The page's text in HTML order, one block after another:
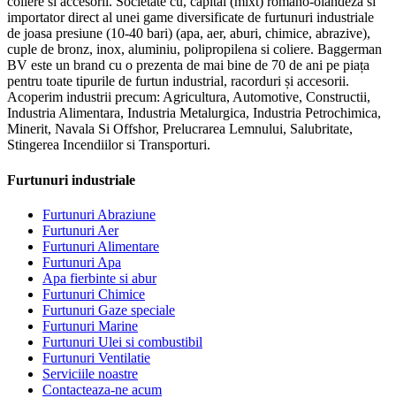
importator direct al unei game diversificate de furtunuri industriale
de joasa presiune (10-40 bari) (apa, aer, aburi, chimice, abrazive),
cuple de bronz, inox, aluminiu, polipropilena si coliere. Baggerman
BV este un brand cu o prezenta de mai bine de 70 de ani pe piața
pentru toate tipurile de furtun industrial, racorduri și accesorii.
Acoperim industrii precum: Agricultura, Automotive, Constructii,
Industria Alimentara, Industria Metalurgica, Industria Petrochimica,
Minerit, Navala Si Offshor, Prelucrarea Lemnului, Salubritate,
Stingerea Incendiilor si Transporturi.
Furtunuri industriale
Furtunuri Abraziune
Furtunuri Aer
Furtunuri Alimentare
Furtunuri Apa
Apa fierbinte si abur
Furtunuri Chimice
Furtunuri Gaze speciale
Furtunuri Marine
Furtunuri Ulei si combustibil
Furtunuri Ventilatie
Serviciile noastre
Contacteaza-ne acum